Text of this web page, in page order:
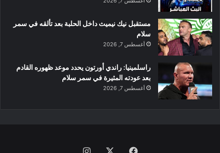
مستقبل نيك نيميث داخل الحلبة بعد تألقه في سمر
سلام
أغسطس 7, 2026
راسلمينيا: راندي أورتون يحدد موعد ظهوره القادم
بعد عودته المثيرة في سمر سلام
أغسطس 7, 2026
فيسبوك